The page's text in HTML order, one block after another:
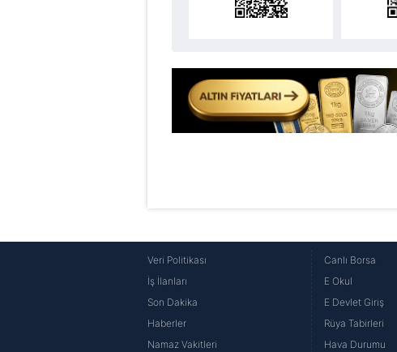
Veri Politikası
İş İlanları
Son Dakika
Haberler
Namaz Vakitleri
Canlı Borsa
E Okul
E Devlet Giriş
Rüya Tabirleri
Hava Durumu